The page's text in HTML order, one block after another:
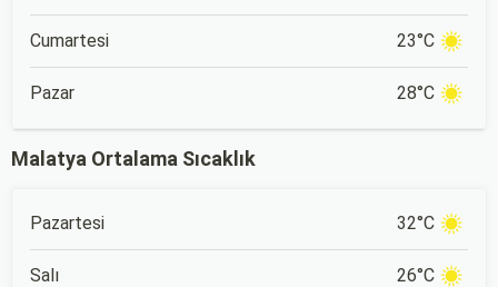
Cumartesi 23°C
Pazar 28°C
Malatya Ortalama Sıcaklık
Pazartesi 32°C
Salı 26°C